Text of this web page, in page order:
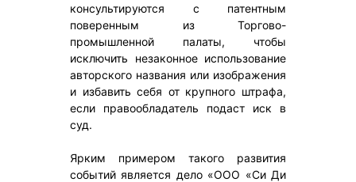
консультируются с патентным
поверенным из Торгово-
промышленной палаты, чтобы
исключить незаконное использование
авторского названия или изображения
и избавить себя от крупного штрафа,
если правообладатель подаст иск в
суд.
Ярким примером такого развития
событий является дело «ООО «Си Ди